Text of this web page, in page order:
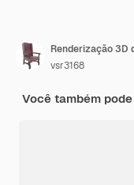
vsr3168
Você também